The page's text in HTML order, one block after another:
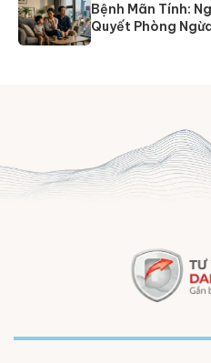
Bệnh Mãn Tính:
Quyết Phòng